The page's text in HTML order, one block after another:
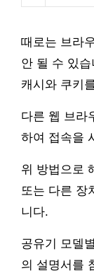
때로는 브라
안 될 수 있
캐시와 쿠키
다른 웹 브라
하여 접속을
위 방법으로
또는 다른 장
니다.
공유기 모델
의 설명서를